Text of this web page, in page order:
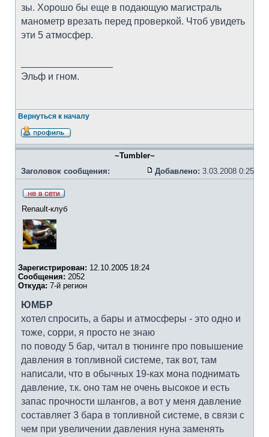
зы. Хорошо бы еще в подающую магистраль
манометр врезать перед проверкой. Чтоб увидеть
эти 5 атмосфер.
Эльф и гном.
Вернуться к началу
~Tumbler~
Заголовок сообщения:
Добавлено: 3.03.2008 0:25
Renault-клуб
Зарегистрирован: 12.10.2005 18:24
Сообщения: 2052
Откуда: 7-й регион
ЮМБР
хотел спросить, а бары и атмосферы - это одно и
тоже, сорри, я просто не знаю
по поводу 5 бар, читал в тюнинге про повышение
давления в топливной системе, так вот, там
написали, что в обычных 19-ках мона поднимать
давление, т.к. оно там не очень высокое и есть
запас прочности шлангов, а вот у меня давление
составляет 3 бара в топливной системе, в связи с
чем при увеличении давления нуна заменять